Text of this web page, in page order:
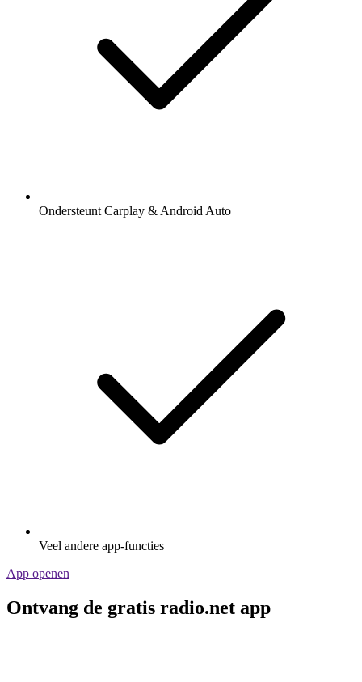
Ondersteunt Carplay & Android Auto
Veel andere app-functies
App openen
Ontvang de gratis radio.net app